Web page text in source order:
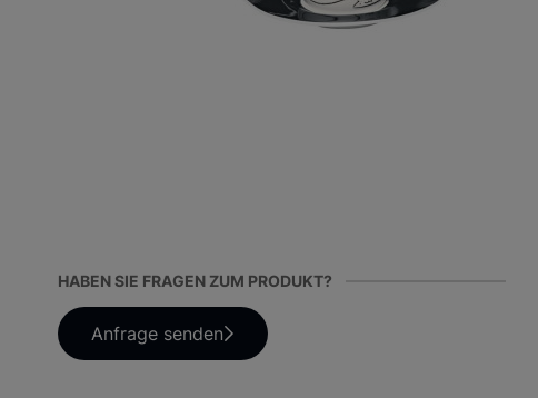
HABEN SIE FRAGEN ZUM PRODUKT?
Anfrage senden